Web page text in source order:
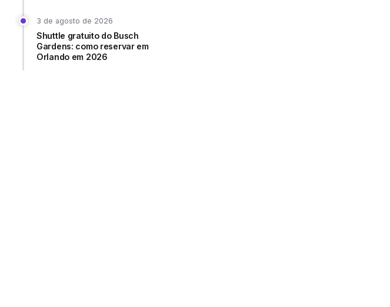
3 de agosto de 2026
Shuttle gratuito do Busch
Gardens: como reservar em
Orlando em 2026